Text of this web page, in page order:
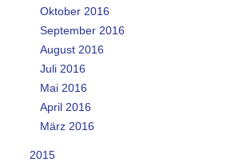
Oktober 2016
September 2016
August 2016
Juli 2016
Mai 2016
April 2016
März 2016
2015